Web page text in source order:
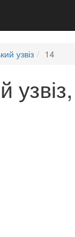
узвіз 14